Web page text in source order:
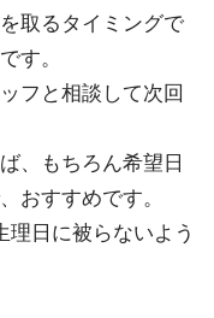
取るタイミングで
す。
フと相談して次回
、もちろん希望日
おすすめです。
理日に被らないよう